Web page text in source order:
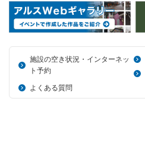
施設の空き状況・インターネッ
ト予約
よくある質問